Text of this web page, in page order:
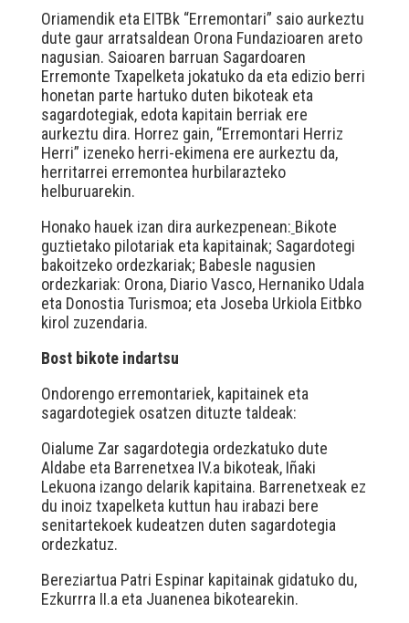
Oriamendik eta EITBk “Erremontari” saio aurkeztu
dute gaur arratsaldean Orona Fundazioaren areto
nagusian. Saioaren barruan Sagardoaren
Erremonte Txapelketa jokatuko da eta edizio berri
honetan parte hartuko duten bikoteak eta
sagardotegiak, edota kapitain berriak ere
aurkeztu dira. Horrez gain, “Erremontari Herriz
Herri” izeneko herri-ekimena ere aurkeztu da,
herritarrei erremontea hurbilarazteko
helburuarekin.
Honako hauek izan dira aurkezpenean: Bikote
guztietako pilotariak eta kapitainak; Sagardotegi
bakoitzeko ordezkariak; Babesle nagusien
ordezkariak: Orona, Diario Vasco, Hernaniko Udala
eta Donostia Turismoa; eta Joseba Urkiola Eitbko
kirol zuzendaria.
Bost bikote indartsu
Ondorengo erremontariek, kapitainek eta
sagardotegiek osatzen dituzte taldeak:
Oialume Zar sagardotegia ordezkatuko dute
Aldabe eta Barrenetxea IV.a bikoteak, Iñaki
Lekuona izango delarik kapitaina. Barrenetxeak ez
du inoiz txapelketa kuttun hau irabazi bere
senitartekoek kudeatzen duten sagardotegia
ordezkatuz.
Bereziartua Patri Espinar kapitainak gidatuko du,
Ezkurrra II.a eta Juanenea bikotearekin.